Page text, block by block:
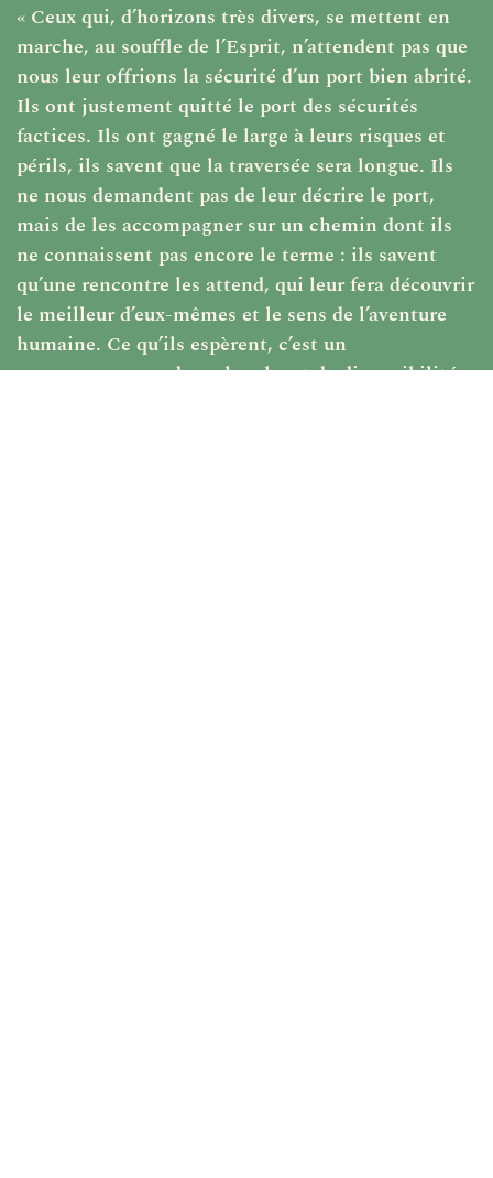
« Ceux qui, d’horizons très divers, se mettent en
marche, au souffle de l’Esprit, n’attendent pas que
nous leur offrions la sécurité d’un port bien abrité.
Ils ont justement quitté le port des sécurités
factices. Ils ont gagné le large à leurs risques et
périls, ils savent que la traversée sera longue. Ils
ne nous demandent pas de leur décrire le port,
mais de les accompagner sur un chemin dont ils
ne connaissent pas encore le terme : ils savent
qu’une rencontre les attend, qui leur fera découvrir
le meilleur d’eux-mêmes et le sens de l’aventure
humaine. Ce qu’ils espèrent, c’est un
compagnonnage de recherche et de disponibilité,